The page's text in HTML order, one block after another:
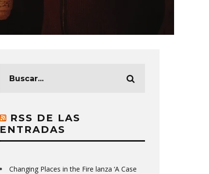
RSS DE LAS
ENTRADAS
Changing Places in the Fire lanza ‘A Case